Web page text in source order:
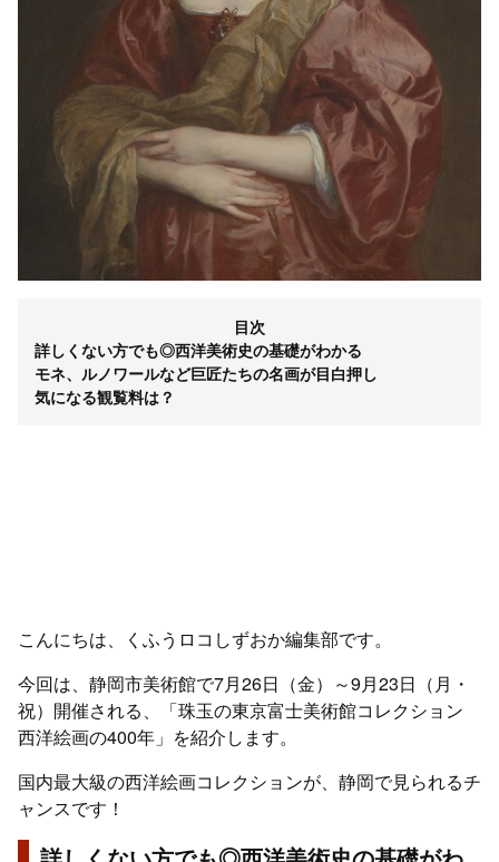
目次
詳しくない方でも◎西洋美術史の基礎がわかる
モネ、ルノワールなど巨匠たちの名画が目白押し
気になる観覧料は？
こんにちは、くふうロコしずおか編集部です。
今回は、静岡市美術館で7月26日（金）～9月23日（月・
祝）開催される、「珠玉の東京富士美術館コレクション
西洋絵画の400年」を紹介します。
国内最大級の西洋絵画コレクションが、静岡で見られるチ
ャンスです！